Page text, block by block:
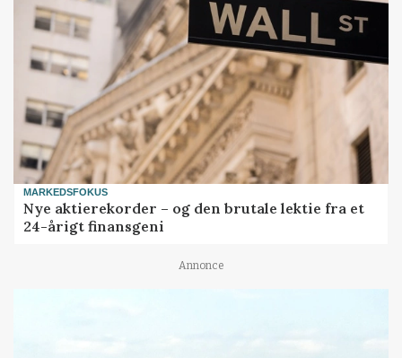
MARKEDSFOKUS
Nye aktierekorder – og den brutale lektie fra et
24-årigt finansgeni
Annonce